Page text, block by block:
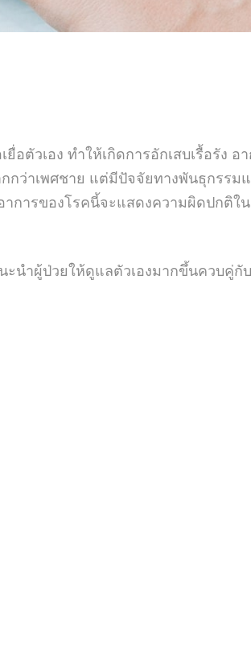
อตัวเอง ทำให้เกิดการอักเสบเรื้อรัง อ
กว่าเพศชาย แต่มีปัจจัยทางพันธุกรรม
าการของโรคนี้จะแสดงความผิดปกติใน
นำผู้ป่วยให้ดูแลตัวเองมากขึ้นควบคู่กั